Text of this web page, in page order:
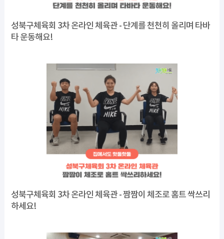
성북구체육회 3차 온라인 체육관 - 단계를 천천히 올리며 타바
타 운동해요!
성북구체육회 3차 온라인 체육관 - 짬짬이 체조로 홈트 싹쓰리
하세요!